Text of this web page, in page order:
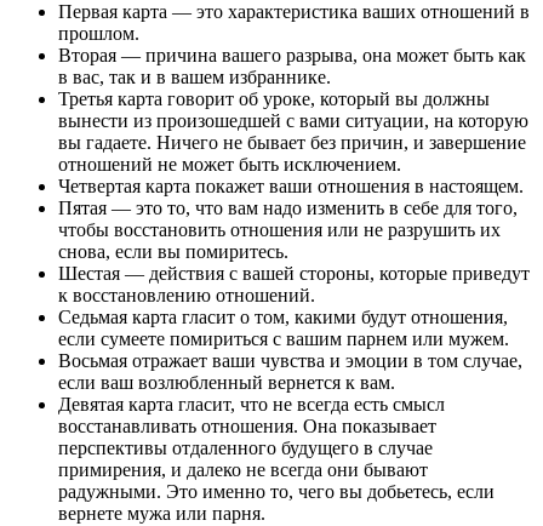
Первая карта — это характеристика ваших отношений в
прошлом.
Вторая — причина вашего разрыва, она может быть как
в вас, так и в вашем избраннике.
Третья карта говорит об уроке, который вы должны
вынести из произошедшей с вами ситуации, на которую
вы гадаете. Ничего не бывает без причин, и завершение
отношений не может быть исключением.
Четвертая карта покажет ваши отношения в настоящем.
Пятая — это то, что вам надо изменить в себе для того,
чтобы восстановить отношения или не разрушить их
снова, если вы помиритесь.
Шестая — действия с вашей стороны, которые приведут
к восстановлению отношений.
Седьмая карта гласит о том, какими будут отношения,
если сумеете помириться с вашим парнем или мужем.
Восьмая отражает ваши чувства и эмоции в том случае,
если ваш возлюбленный вернется к вам.
Девятая карта гласит, что не всегда есть смысл
восстанавливать отношения. Она показывает
перспективы отдаленного будущего в случае
примирения, и далеко не всегда они бывают
радужными. Это именно то, чего вы добьетесь, если
вернете мужа или парня.